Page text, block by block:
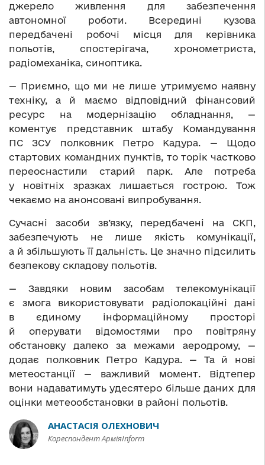
джерело живлення для забезпечення
автономної роботи. Всередині кузова
передбачені робочі місця для керівника
польотів, спостерігача, хронометриста,
радіомеханіка, синоптика.
— Приємно, що ми не лише утримуємо наявну
техніку, а й маємо відповідний фінансовий
ресурс на модернізацію обладнання, —
коментує представник штабу Командування
ПС ЗСУ полковник Петро Кадура. — Щодо
стартових командних пунктів, то торік частково
переоснастили старий парк. Але потреба
у новітніх зразках лишається гострою. Тож
чекаємо на анонсовані випробування.
Сучасні засоби зв’язку, передбачені на СКП,
забезпечують не лише якість комунікації,
а й збільшують її дальність. Це значно підсилить
безпекову складову польотів.
— Завдяки новим засобам телекомунікації
є змога використовувати радіолокаційні дані
в єдиному інформаційному просторі
й оперувати відомостями про повітряну
обстановку далеко за межами аеродрому, —
додає полковник Петро Кадура. — Та й нові
метеостанції — важливий момент. Відтепер
вони надаватимуть удесятеро більше даних для
оцінки метеообстановки в районі польотів.
АНАСТАСІЯ ОЛЕХНОВИЧ
Кореспондент АрміяInform